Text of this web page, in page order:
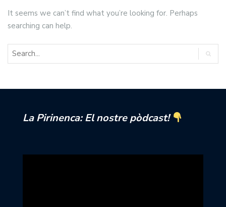
It seems we can’t find what you’re looking for. Perhaps
searching can help.
La Pirinenca: El nostre pòdcast!